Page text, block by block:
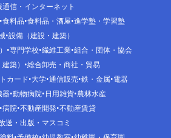
通信・インターネット
食料品 食料品・酒屋 進学塾・学習塾
設備（建設・建築）
専門学校 繊維工業 組合・団体・協会
築）
総合卸売・商社・貿易
カード 大学 通信販売 鉄・金属 電器
器 動物病院 日用雑貨 農林水産
病院 不動産開発 不動産賃貸
送・出版・マスコミ